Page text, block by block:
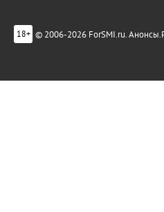
18+ © 2006-2026 ForSMI.ru.